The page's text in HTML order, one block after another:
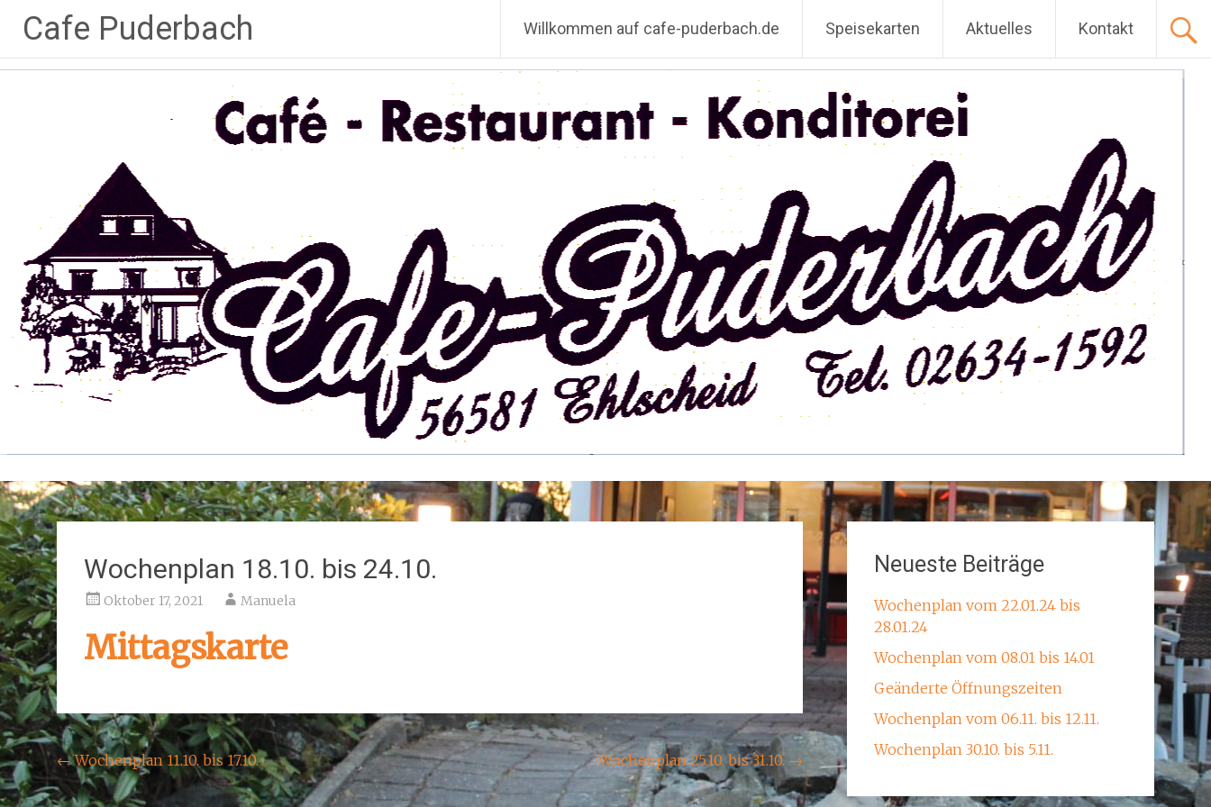
Inhalt
springen
Cafe Puderbach Willkommen auf cafe-puderbach.de Speisekarten Aktuelles Kontakt
Wochenplan 18.10. bis 24.10.
Oktober 17, 2021 Manuela
Mittagskarte
Beitragsnavigation
←Wochenplan 11.10. bis 17.10. Wochenplan 25.10. bis 31.10. →
Neueste Beiträge
Wochenplan vom 22.01.24 bis
28.01.24
Wochenplan vom 08.01 bis 14.01
Geänderte Öffnungszeiten
Wochenplan vom 06.11. bis 12.11.
Wochenplan 30.10. bis 5.11.